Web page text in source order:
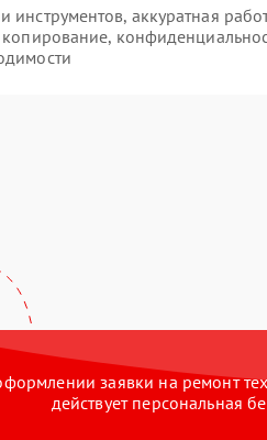
аккуратная
заявки на ремонт
действует персональная